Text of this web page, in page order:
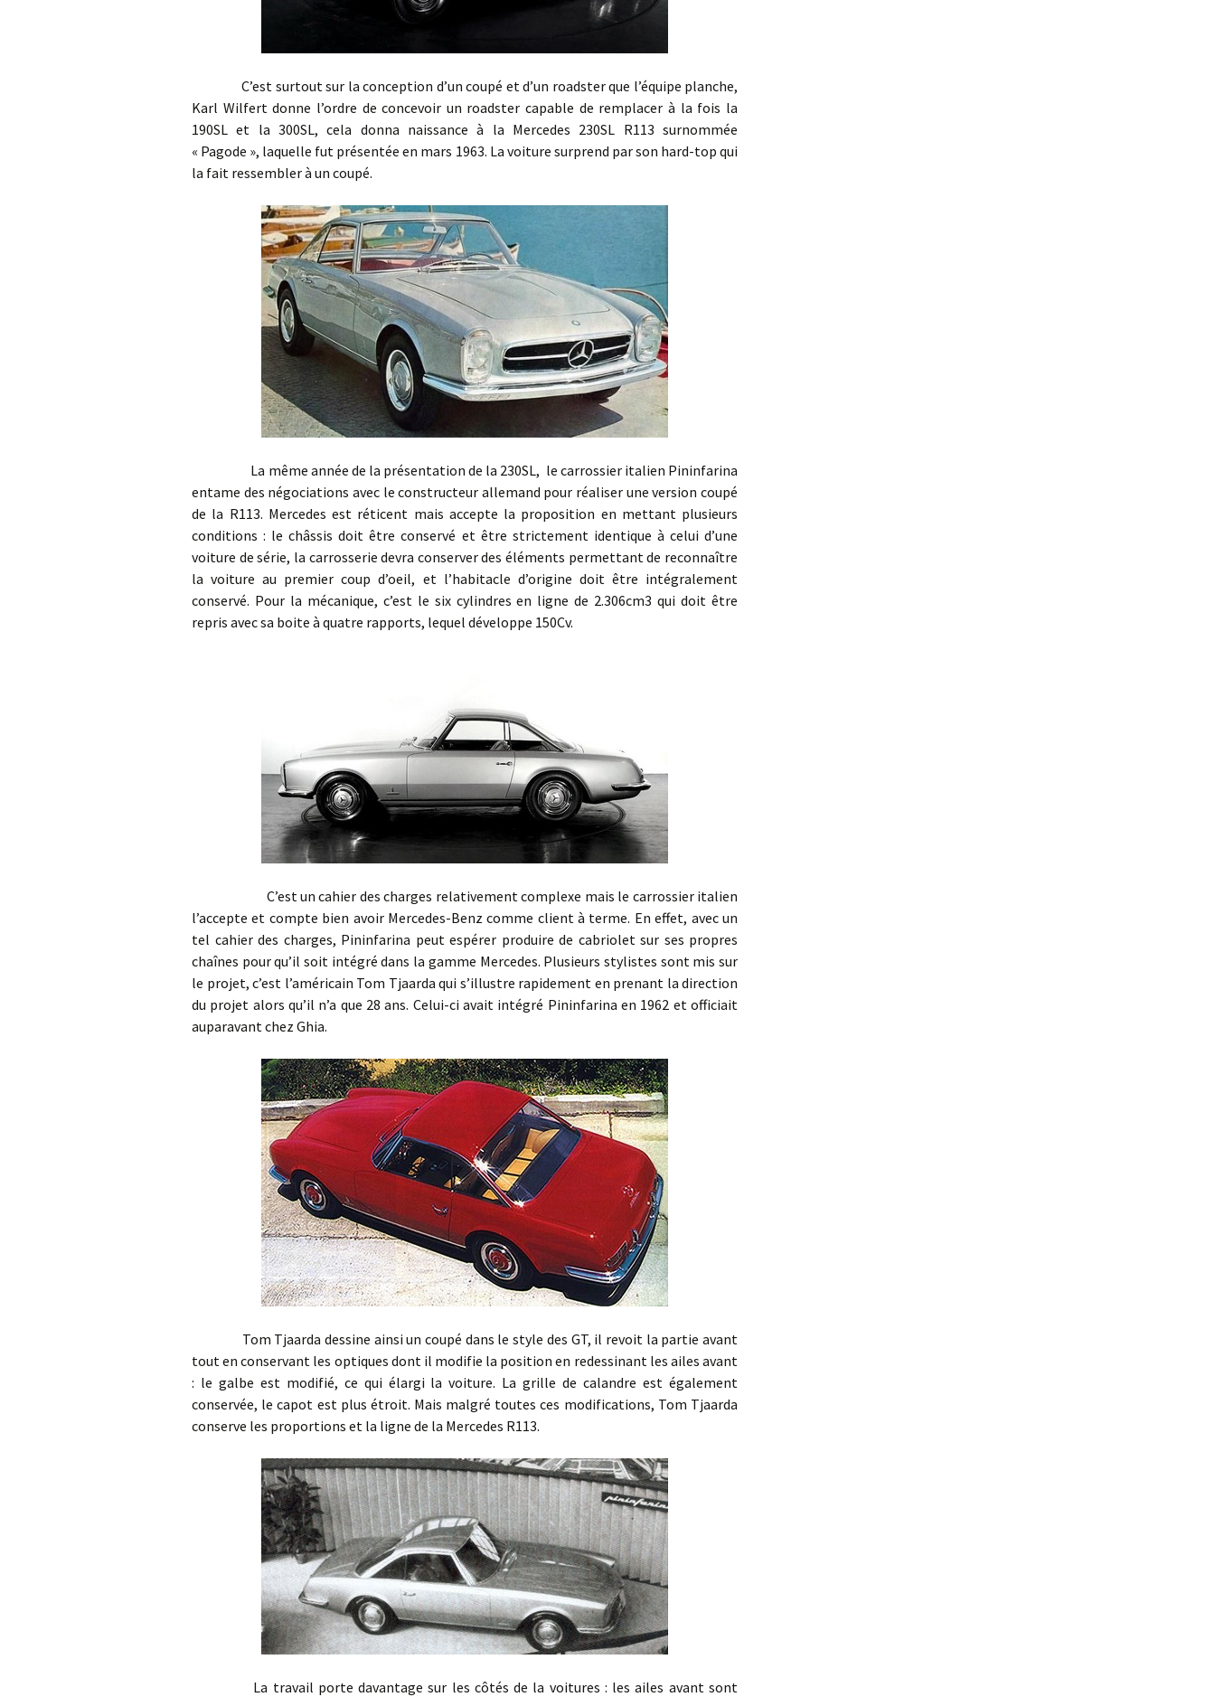
C’est surtout sur la conception d’un coupé et d’un roadster que l’équipe planche,
Karl Wilfert donne l’ordre de concevoir un roadster capable de remplacer à la fois la
190SL et la 300SL, cela donna naissance à la Mercedes 230SL R113 surnommée
« Pagode », laquelle fut présentée en mars 1963. La voiture surprend par son hard-top qui
la fait ressembler à un coupé.
La même année de la présentation de la 230SL, le carrossier italien Pininfarina
entame des négociations avec le constructeur allemand pour réaliser une version coupé
de la R113. Mercedes est réticent mais accepte la proposition en mettant plusieurs
conditions : le châssis doit être conservé et être strictement identique à celui d’une
voiture de série, la carrosserie devra conserver des éléments permettant de reconnaître
la voiture au premier coup d’oeil, et l’habitacle d’origine doit être intégralement
conservé. Pour la mécanique, c’est le six cylindres en ligne de 2.306cm3 qui doit être
repris avec sa boite à quatre rapports, lequel développe 150Cv.
C’est un cahier des charges relativement complexe mais le carrossier italien
l’accepte et compte bien avoir Mercedes-Benz comme client à terme. En effet, avec un
tel cahier des charges, Pininfarina peut espérer produire de cabriolet sur ses propres
chaînes pour qu’il soit intégré dans la gamme Mercedes. Plusieurs stylistes sont mis sur
le projet, c’est l’américain Tom Tjaarda qui s’illustre rapidement en prenant la direction
du projet alors qu’il n’a que 28 ans. Celui-ci avait intégré Pininfarina en 1962 et officiait
auparavant chez Ghia.
Tom Tjaarda dessine ainsi un coupé dans le style des GT, il revoit la partie avant
tout en conservant les optiques dont il modifie la position en redessinant les ailes avant
: le galbe est modifié, ce qui élargi la voiture. La grille de calandre est également
conservée, le capot est plus étroit. Mais malgré toutes ces modifications, Tom Tjaarda
conserve les proportions et la ligne de la Mercedes R113.
La travail porte davantage sur les côtés de la voitures : les ailes avant sont